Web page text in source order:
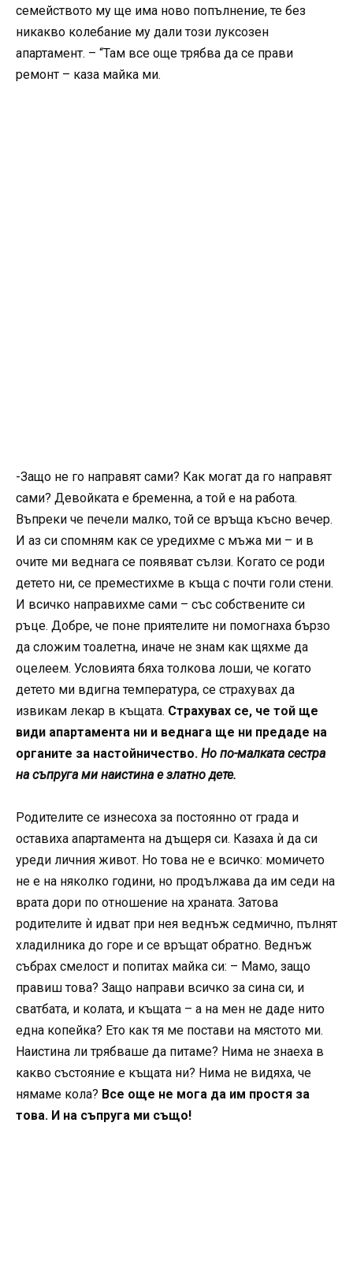
семейството му ще има ново попълнение, те без
никакво колебание му дали този луксозен
апартамент. – “Там все още трябва да се прави
ремонт – каза майка ми.
-Защо не го направят сами? Как могат да го направят
сами? Девойката е бременна, а той е на работа.
Въпреки че печели малко, той се връща късно вечер.
И аз си спомням как се уредихме с мъжа ми – и в
очите ми веднага се появяват сълзи. Когато се роди
детето ни, се преместихме в къща с почти голи стени.
И всичко направихме сами – със собствените си
ръце. Добре, че поне приятелите ни помогнаха бързо
да сложим тоалетна, иначе не знам как щяхме да
оцелеем. Условията бяха толкова лоши, че когато
детето ми вдигна температура, се страхувах да
извикам лекар в къщата. Страхувах се, че той ще
види апартамента ни и веднага ще ни предаде на
органите за настойничество. Но по-малката сестра
на съпруга ми наистина е златно дете.
Родителите се изнесоха за постоянно от града и
оставиха апартамента на дъщеря си. Казаха ѝ да си
уреди личния живот. Но това не е всичко: момичето
не е на няколко години, но продължава да им седи на
врата дори по отношение на храната. Затова
родителите ѝ идват при нея веднъж седмично, пълнят
хладилника до горе и се връщат обратно. Веднъж
събрах смелост и попитах майка си: – Мамо, защо
правиш това? Защо направи всичко за сина си, и
сватбата, и колата, и къщата – а на мен не даде нито
една копейка? Ето как тя ме постави на мястото ми.
Наистина ли трябваше да питаме? Нима не знаеха в
какво състояние е къщата ни? Нима не видяха, че
нямаме кола? Все още не мога да им простя за
това. И на съпруга ми също!